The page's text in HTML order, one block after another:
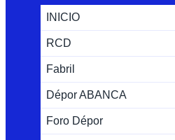
INICIO
RCD
Fabril
Dépor ABANCA
Foro Dépor